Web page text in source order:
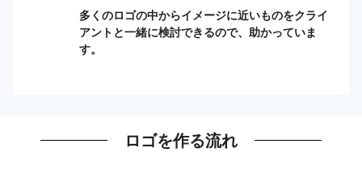
多くのロゴの中からイメージに近いものをクライ
アントと一緒に検討できるので、助かっていま
す。
ロゴを作る流れ